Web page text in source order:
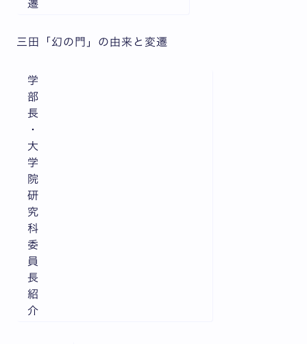
遷
三田「幻の門」の由来と変遷
学
部
長
・
大
学
院
研
究
科
委
員
長
紹
介